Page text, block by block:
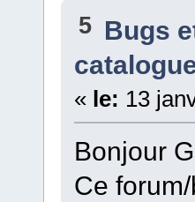
5 Bugs
« le: 13
Bonjour
Ce